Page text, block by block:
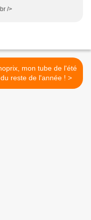
/>
mon tube de l'été
et du reste de l'année ! >